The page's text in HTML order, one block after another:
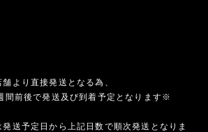
より直接発送となる為、
間前後で発送及び到着予定となります※
送予定日から上記日数で順次発送となりま